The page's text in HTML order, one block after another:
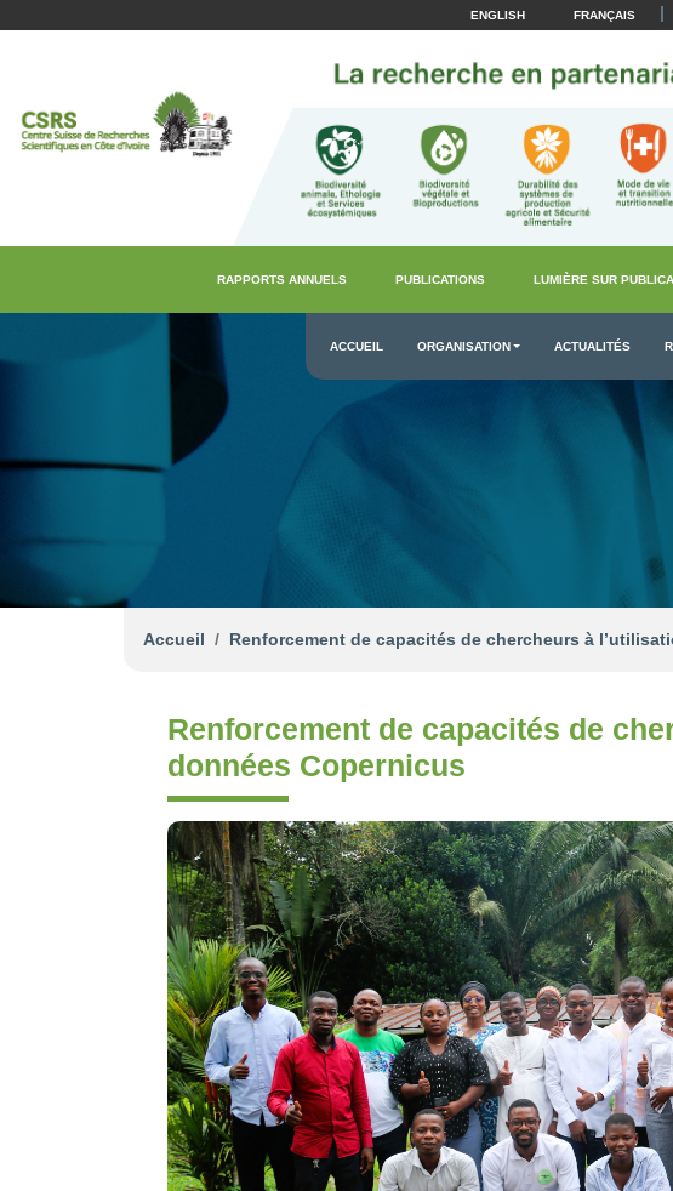
ENGLISH FRANÇAIS |
RAPPORTS ANNUELS PUBLICATIONS LUMIÈRE SUR
ACCUEIL ORGANISATION ACTUALITÉS
Accueil Renforcement de capacités de chercheurs à
Renforcement de capacités de
données Copernicus